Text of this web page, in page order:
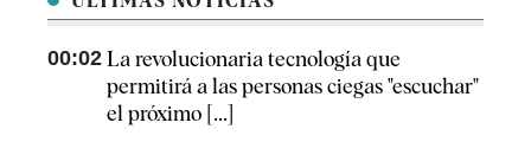
00:02 La revolucionaria tecnología que
permitirá a las personas ciegas "escuchar"
el próximo [...]